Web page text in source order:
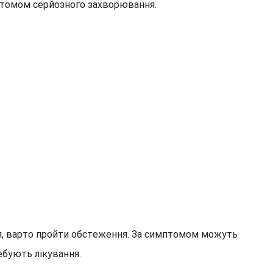
серйозного захворювання.
варто пройти обстеження. За симптомом можуть
лікування.